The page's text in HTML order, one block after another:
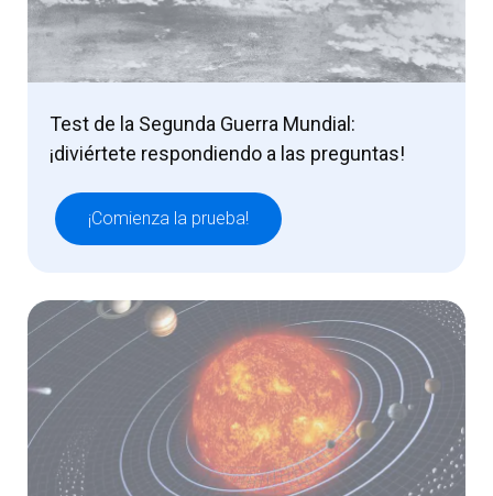
Test de la Segunda Guerra Mundial:
¡diviértete respondiendo a las preguntas!
¡Comienza la prueba!